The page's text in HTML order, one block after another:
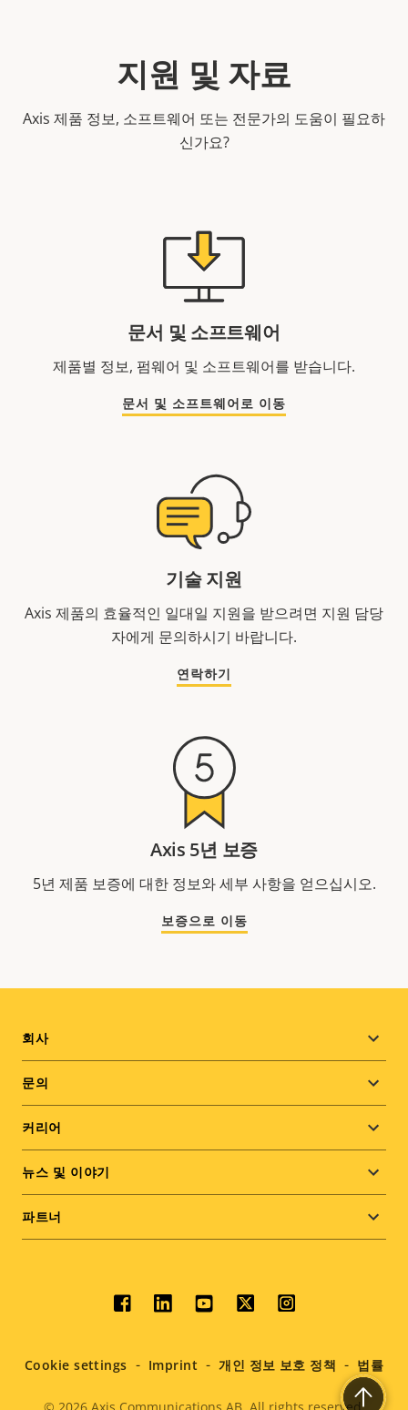
지원 및 자료
Axis 제품 정보, 소프트웨어 또는 전문가의 도움이 필요하
신가요?
문서 및 소프트웨어
제품별 정보, 펌웨어 및 소프트웨어를 받습니다.
문서 및 소프트웨어로 이동
기술 지원
Axis 제품의 효율적인 일대일 지원을 받으려면 지원 담당
자에게 문의하시기 바랍니다.
연락하기
Axis 5년 보증
5년 제품 보증에 대한 정보와 세부 사항을 얻으십시오.
보증으로 이동
Footer
menu
회사
문의
커리어
뉴스 및 이야기
파트너
Social
menu
Cookie settings Imprint 개인 정보 보호 정책 법률